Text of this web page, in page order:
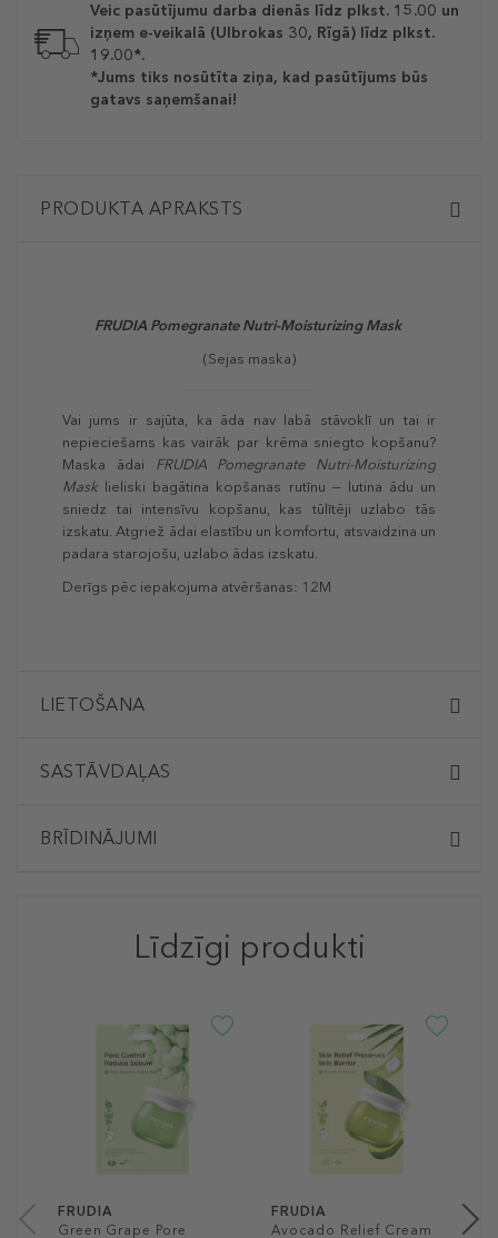
Veic pasūtījumu darba dienās līdz plkst. 15.00 un
izņem e-veikalā (Ulbrokas 30, Rīgā) līdz plkst.
19.00*.
*Jums tiks nosūtīta ziņa, kad pasūtījums būs
gatavs saņemšanai!
PRODUKTA APRAKSTS
FRUDIA Pomegranate Nutri-Moisturizing Mask
(Sejas maska)
Vai jums ir sajūta, ka āda nav labā stāvoklī un tai ir
nepieciešams kas vairāk par krēma sniegto kopšanu?
Maska ādai FRUDIA Pomegranate Nutri-Moisturizing
Mask lieliski bagātina kopšanas rutīnu — lutina ādu un
sniedz tai intensīvu kopšanu, kas tūlītēji uzlabo tās
izskatu. Atgriež ādai elastību un komfortu, atsvaidzina un
padara starojošu, uzlabo ādas izskatu.
Derīgs pēc iepakojuma atvēršanas: 12M
LIETOŠANA
SASTĀVDAĻAS
BRĪDINĀJUMI
Līdzīgi produkti
FRUDIA
Green Grape Pore
FRUDIA
Avocado Relief Cream